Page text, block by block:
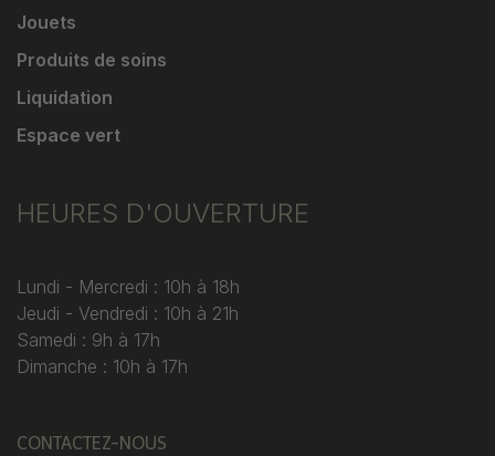
Jouets
Produits de soins
Liquidation
Espace vert
HEURES D'OUVERTURE
Lundi - Mercredi : 10h à 18h
Jeudi - Vendredi : 10h à 21h
Samedi : 9h à 17h
Dimanche : 10h à 17h
CONTACTEZ-NOUS